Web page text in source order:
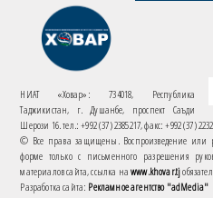
НИАТ «Ховар»: 734018, Республика
Таджикистан, г. Душанбе, проспект Саъди
Шерози 16. тел.: +992 (37) 2385217, факс: +992 (37)
© Все права защищены. Воспроизведение или
форме только с письменного разрешения
материалов сайта, ссылка наwww.khovar.tj
Разработка сайта: Рекламное агентство "adMedia"